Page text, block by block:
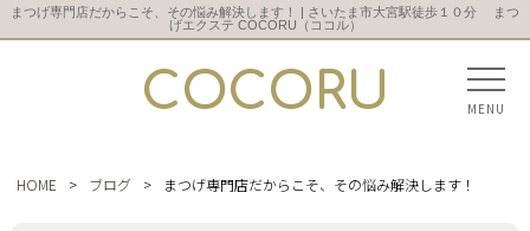
まつげ専門店だからこそ、その悩み解決します！ | さいたま市大宮駅徒歩１０分 まつ
げエクステ COCORU（ココル）
COCORU MENU
HOME > ブログ > まつげ専門店だからこそ、その悩み解決します！